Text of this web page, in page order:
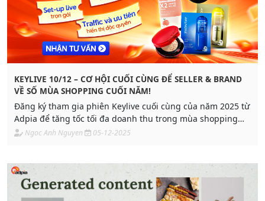
KEYLIVE 10/12 – CƠ HỘI CUỐI CÙNG ĐỂ SELLER & BRAND
VỀ SỐ MÙA SHOPPING CUỐI NĂM!
Đăng ký tham gia phiên Keylive cuối cùng của năm 2025 từ
Adpia để tăng tốc tối đa doanh thu trong mùa shopping
cuối năm với hỗ trợ độc quyền từ Shopee.
Ngoc Anh Nguyen 05-12-2025